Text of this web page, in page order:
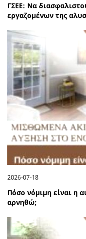
ΓΣΕΕ: Να
εργαζομένων της
2026-07-18
Πόσο νόμιμη είναι η
αρνηθώ;